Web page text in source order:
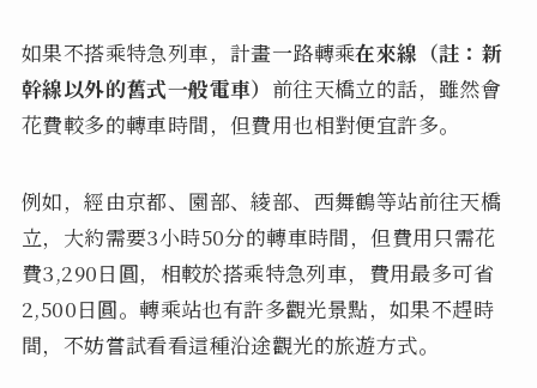
如果不搭乘特急列車，計畫一路轉乘在來線（註：新
幹線以外的舊式一般電車） 前往天橋立的話，雖然會
花費較多的轉車時間，但費用也相對便宜許多。
例如，經由京都、園部、綾部、西舞鶴等站前往天橋
立，大約需要3小時50分的轉車時間，但費用只需花
費3,290日圓，相較於搭乘特急列車，費用最多可省
2,500日圓。轉乘站也有許多觀光景點，如果不趕時
間，不妨嘗試看看這種沿途觀光的旅遊方式。